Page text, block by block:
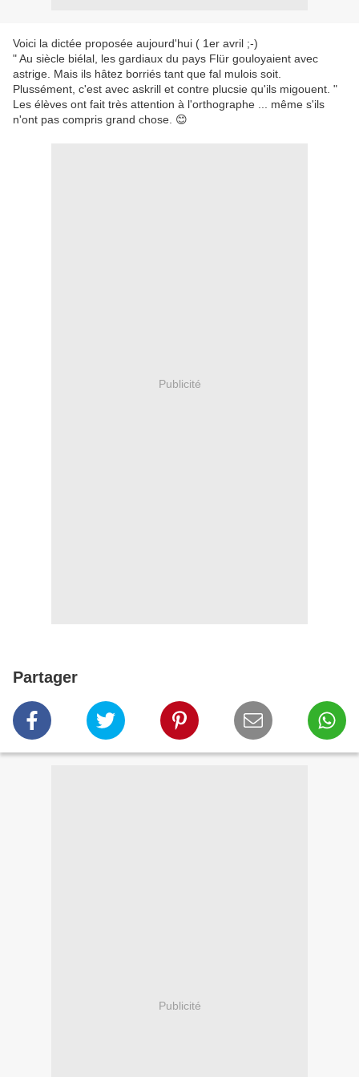
Voici la dictée proposée aujourd'hui ( 1er avril ;-)
" Au siècle biélal, les gardiaux du pays Flür gouloyaient avec
astrige. Mais ils hâtez borriés tant que fal mulois soit.
Plussément, c'est avec askrill et contre plucsie qu'ils migouent. "
Les élèves ont fait très attention à l'orthographe ... même s'ils
n'ont pas compris grand chose. 😊
Publicité
Partager
Publicité